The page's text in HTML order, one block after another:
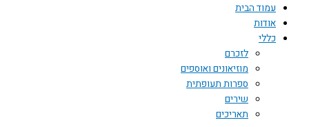
עמוד הבית
אודות
כללי
לזכרם
מוזיאונים ואוספים
ספרות תעופתית
שירים
תאריכים